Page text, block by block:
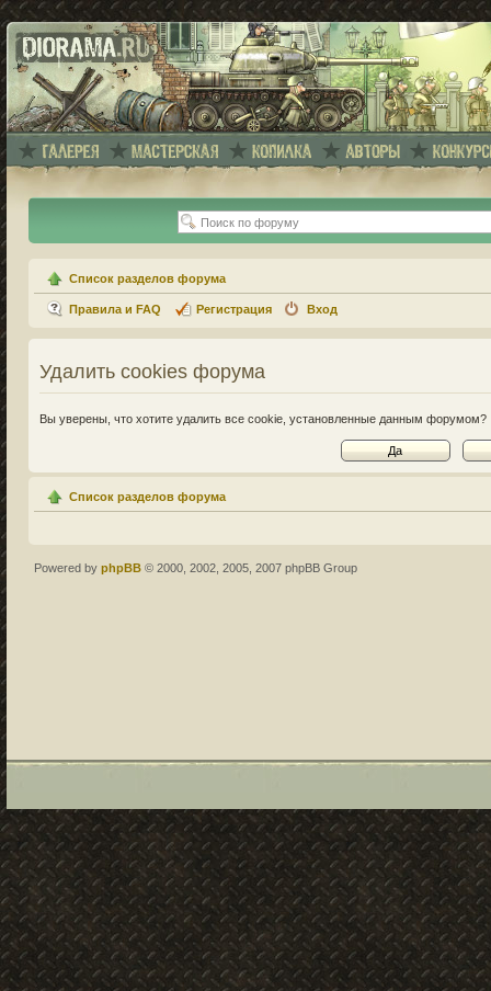
Список разделов форума
Правила и FAQ Регистрация Вход
Удалить cookies форума
Вы уверены, что хотите удалить все cookie, установленные данным форумом?
Список разделов форума
Powered by phpBB © 2000, 2002, 2005, 2007 phpBB Group